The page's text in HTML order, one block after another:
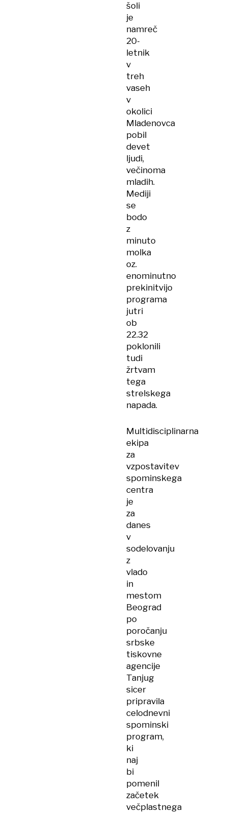
šoli
je
namreč
20-
letnik
v
treh
vaseh
v
okolici
Mladenovca
pobil
devet
ljudi,
večinoma
mladih.
Mediji
se
bodo
z
minuto
molka
oz.
enominutno
prekinitvijo
programa
jutri
ob
22.32
poklonili
tudi
žrtvam
tega
strelskega
napada.
Multidisciplinarna
ekipa
za
vzpostavitev
spominskega
centra
je
za
danes
v
sodelovanju
z
vlado
in
mestom
Beograd
po
poročanju
srbske
tiskovne
agencije
Tanjug
sicer
pripravila
celodnevni
spominski
program,
ki
naj
bi
pomenil
začetek
večplastnega